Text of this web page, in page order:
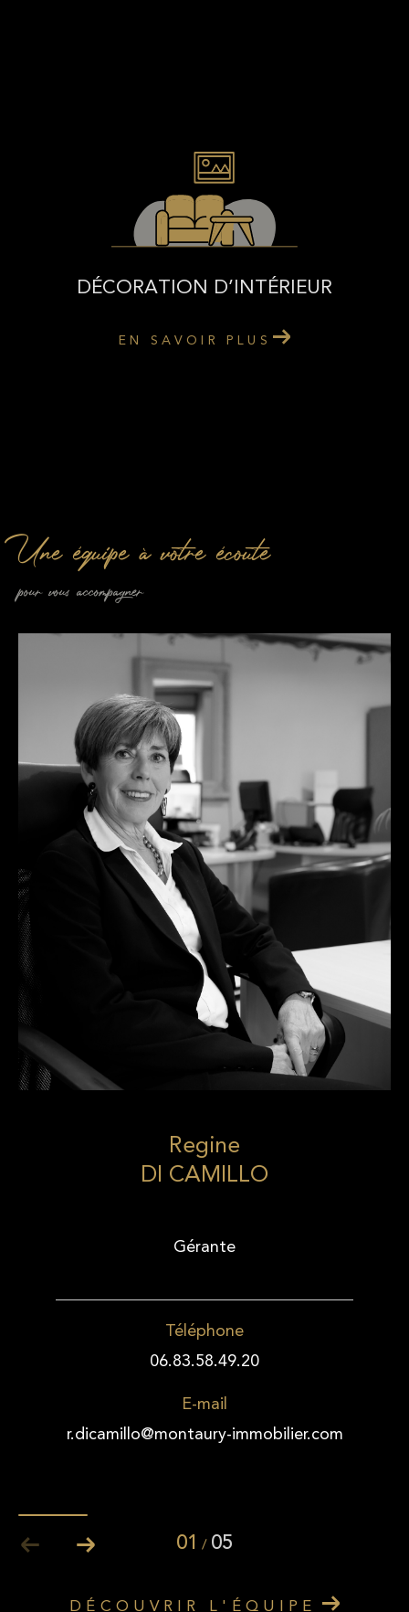
DÉCORATION D’INTÉRIEUR
EN SAVOIR PLUS
Une équipe à votre écoute
pour vous accompagner
Regine
DI CAMILLO
Gérante
Téléphone
06.83.58.49.20
E-mail
r.dicamillo@montaury-immobilier.com
01 / 05
DÉCOUVRIR L'ÉQUIPE